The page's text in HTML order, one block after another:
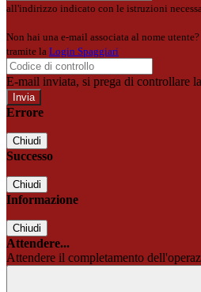
all'indirizzo indicato con le istruzioni
Non hai una e-mail associata al nome
tramite la Login Spaggiari
E-mail inviata, si prega di controllare
Errore
Chiudi
Successo
Chiudi
Informazione
Chiudi
Attendere...
Attendere il completamento